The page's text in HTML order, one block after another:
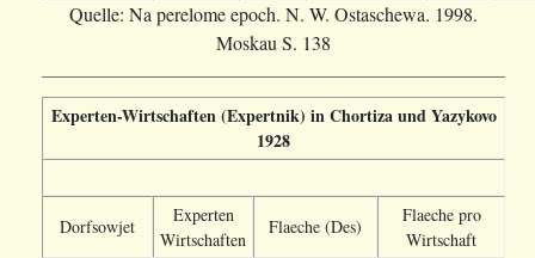
Quelle: Na perelome epoch. N. W. Ostaschewa. 1998.
Moskau S. 138
Experten-Wirtschaften (Expertnik) in Chortiza und Yazykovo
1928
Dorfsowjet
Experten
Wirtschaften
Flaeche (Des)
Flaeche pro
Wirtschaft